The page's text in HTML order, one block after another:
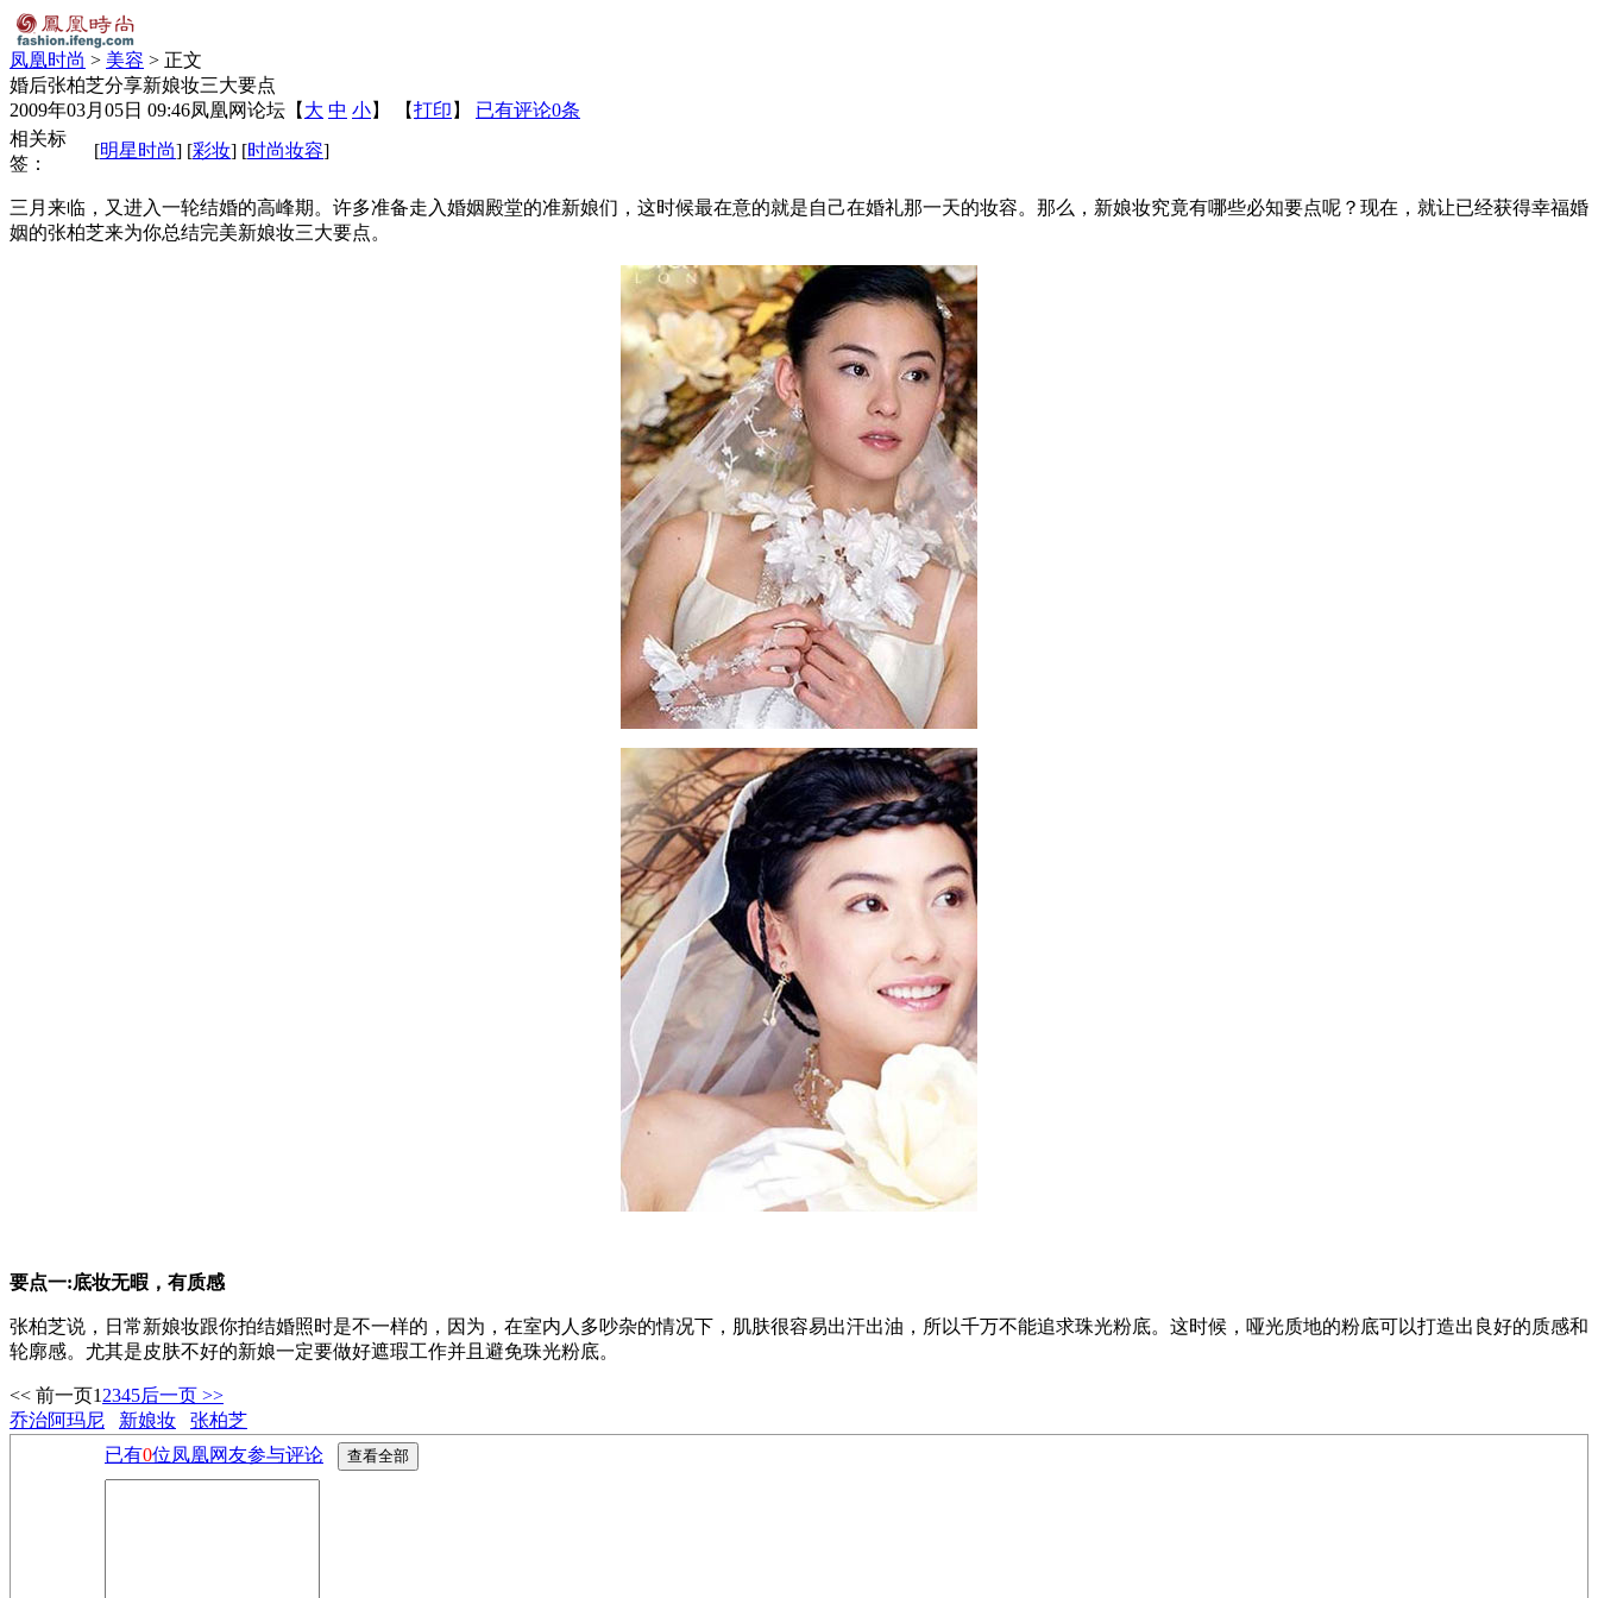
凤凰时尚 > 美容 > 正文
婚后张柏芝分享新娘妆三大要点
2009年03月05日 09:46凤凰网论坛 【 大 中 小】 【打印 】 已有评论0条
相关标
签：
[明星时尚] [彩妆] [时尚妆容]
三月来临，又进入一轮结婚的高峰期。许多准备走入婚姻殿堂的准新娘们，这时候最在意的就是自己在婚礼那一天的妆容。那么，新娘妆究竟有哪些必知要点呢？现在，就让已经获得幸福婚
姻的张柏芝来为你总结完美新娘妆三大要点。
要点一:底妆无暇，有质感
张柏芝说，日常新娘妆跟你拍结婚照时是不一样的，因为，在室内人多吵杂的情况下，肌肤很容易出汗出油，所以千万不能追求珠光粉底。这时候，哑光质地的粉底可以打造出良好的质感和
轮廓感。尤其是皮肤不好的新娘一定要做好遮瑕工作并且避免珠光粉底。
<< 前一页1 2345后一页 >>
乔治阿玛尼
新娘妆
张柏芝
已有0位凤凰网友参与评论